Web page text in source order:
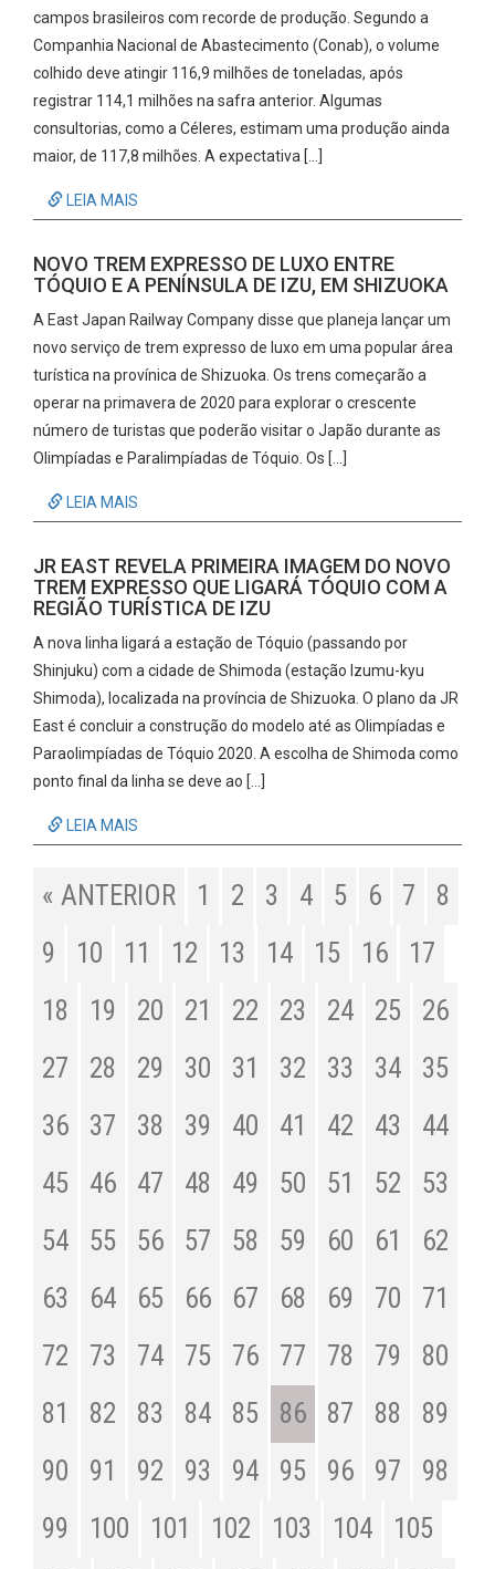
campos brasileiros com recorde de produção. Segundo a
Companhia Nacional de Abastecimento (Conab), o volume
colhido deve atingir 116,9 milhões de toneladas, após
registrar 114,1 milhões na safra anterior. Algumas
consultorias, como a Céleres, estimam uma produção ainda
maior, de 117,8 milhões. A expectativa […]
LEIA MAIS
NOVO TREM EXPRESSO DE LUXO ENTRE
TÓQUIO E A PENÍNSULA DE IZU, EM SHIZUOKA
A East Japan Railway Company disse que planeja lançar um
novo serviço de trem expresso de luxo em uma popular área
turística na provínica de Shizuoka. Os trens começarão a
operar na primavera de 2020 para explorar o crescente
número de turistas que poderão visitar o Japão durante as
Olimpíadas e Paralimpíadas de Tóquio. Os […]
LEIA MAIS
JR EAST REVELA PRIMEIRA IMAGEM DO NOVO
TREM EXPRESSO QUE LIGARÁ TÓQUIO COM A
REGIÃO TURÍSTICA DE IZU
A nova linha ligará a estação de Tóquio (passando por
Shinjuku) com a cidade de Shimoda (estação Izumu-kyu
Shimoda), localizada na província de Shizuoka. O plano da JR
East é concluir a construção do modelo até as Olimpíadas e
Paraolimpíadas de Tóquio 2020. A escolha de Shimoda como
ponto final da linha se deve ao […]
LEIA MAIS
« ANTERIOR 1 2 3 4 5 6 7
8
9
10 11 12 13 14 15 16
17
18
19 20 21 22 23 24 25
26
27
28 29 30 31 32 33 34
35
36
37 38 39 40 41 42 43
44
45
46 47 48 49 50 51 52
53
54
55 56 57 58 59 60 61
62
63
64 65 66 67 68 69 70
71
72
73 74 75 76 77 78 79
80
81
82 83 84 85 86 87 88
89
90
91 92 93 94 95 96 97
98
99
100 101 102 103 104
105